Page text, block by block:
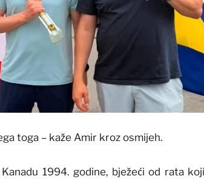
toga – kaže Amir kroz osmijeh.
1994. godine, bježeći od rata